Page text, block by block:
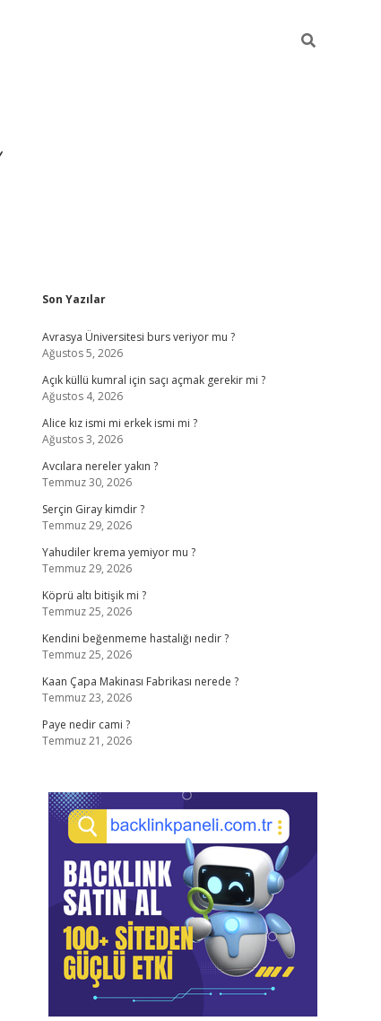
Sidebar
Son Yazılar
Avrasya Üniversitesi burs veriyor mu ?
Ağustos 5, 2026
Açık küllü kumral için saçı açmak gerekir mi ?
Ağustos 4, 2026
Alice kız ismi mi erkek ismi mi ?
Ağustos 3, 2026
Avcılara nereler yakın ?
Temmuz 30, 2026
Serçin Giray kimdir ?
Temmuz 29, 2026
Yahudiler krema yemiyor mu ?
Temmuz 29, 2026
Köprü altı bitişik mi ?
Temmuz 25, 2026
Kendini beğenmeme hastalığı nedir ?
Temmuz 25, 2026
Kaan Çapa Makinası Fabrikası nerede ?
Temmuz 23, 2026
Paye nedir cami ?
Temmuz 21, 2026